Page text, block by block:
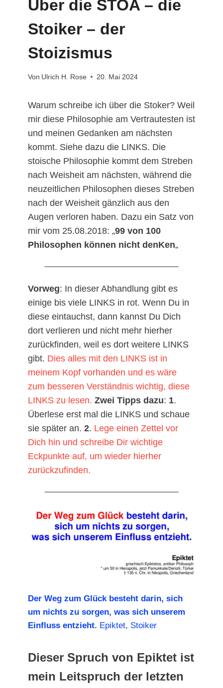
Über die STOA – die
Stoiker – der
Stoizismus
Von Ulrich H. Rose 20. Mai 2024
Warum schreibe ich über die Stoker? Weil
mir diese Philosophie am Vertrautesten ist
und meinen Gedanken am nächsten
kommt. Siehe dazu die LINKS. Die
stoische Philosophie kommt dem Streben
nach Weisheit am nächsten, während die
neuzeitlichen Philosophen dieses Streben
nach der Weisheit gänzlich aus den
Augen verloren haben. Dazu ein Satz von
mir vom 25.08.2018: „99 von 100
Philosophen können nicht denKen„
Vorweg: In dieser Abhandlung gibt es
einige bis viele LINKS in rot. Wenn Du in
diese eintauchst, dann kannst Du Dich
dort verlieren und nicht mehr hierher
zurückfinden, weil es dort weitere LINKS
gibt. Dies alles mit den LINKS ist in
meinem Kopf vorhanden und es wäre
zum besseren Verständnis wichtig, diese
LINKS zu lesen. Zwei Tipps dazu: 1.
Überlese erst mal die LINKS und schaue
sie später an. 2. Lege einen Zettel vor
Dich hin und schreibe Dir wichtige
Eckpunkte auf, um wieder hierher
zurückzufinden.
Der Weg zum Glück besteht darin, sich
um nichts zu sorgen, was sich unserem
Einfluss entzieht. Epiktet, Stoiker
Dieser Spruch von Epiktet ist
mein Leitspruch der letzten